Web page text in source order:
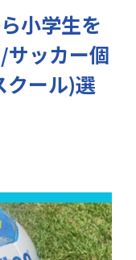
小学生を
ッカー個
クール)選